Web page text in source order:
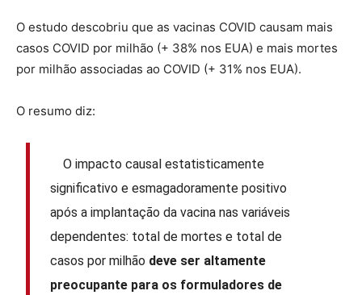
O estudo descobriu que as vacinas COVID causam mais
casos COVID por milhão (+ 38% nos EUA) e mais mortes
por milhão associadas ao COVID (+ 31% nos EUA).
O resumo diz:
O impacto causal estatisticamente
significativo e esmagadoramente positivo
após a implantação da vacina nas variáveis ​​
dependentes: total de mortes e total de
casos por milhão deve ser altamente
preocupante para os formuladores de